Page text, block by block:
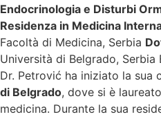
Endocrinologia e Disturbi
Residenza in Medicina
Facoltà di Medicina, Serbia
Università di Belgrado, Serbia
Dr. Petrović ha iniziato la sua
di Belgrado, dove si è
medicina. Durante la sua